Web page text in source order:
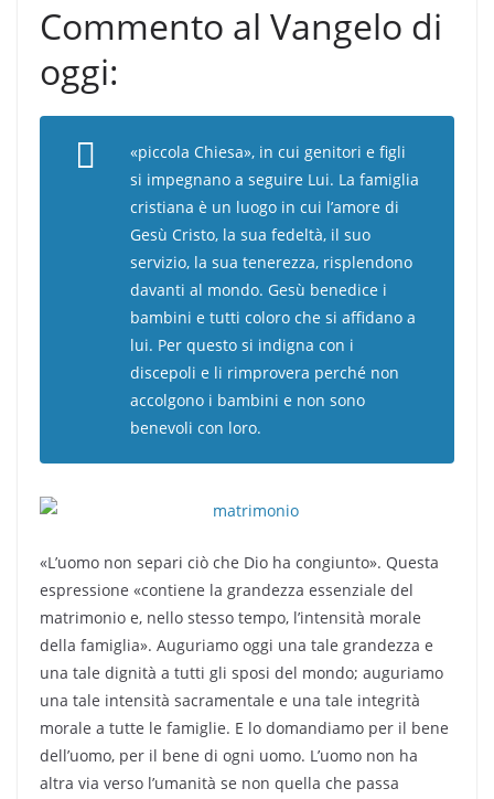
Commento al Vangelo di
oggi:
«piccola Chiesa», in cui genitori e figli
si impegnano a seguire Lui. La famiglia
cristiana è un luogo in cui l’amore di
Gesù Cristo, la sua fedeltà, il suo
servizio, la sua tenerezza, risplendono
davanti al mondo. Gesù benedice i
bambini e tutti coloro che si affidano a
lui. Per questo si indigna con i
discepoli e li rimprovera perché non
accolgono i bambini e non sono
benevoli con loro.
«L’uomo non separi ciò che Dio ha congiunto». Questa
espressione «contiene la grandezza essenziale del
matrimonio e, nello stesso tempo, l’intensità morale
della famiglia». Auguriamo oggi una tale grandezza e
una tale dignità a tutti gli sposi del mondo; auguriamo
una tale intensità sacramentale e una tale integrità
morale a tutte le famiglie. E lo domandiamo per il bene
dell’uomo, per il bene di ogni uomo. L’uomo non ha
altra via verso l’umanità se non quella che passa